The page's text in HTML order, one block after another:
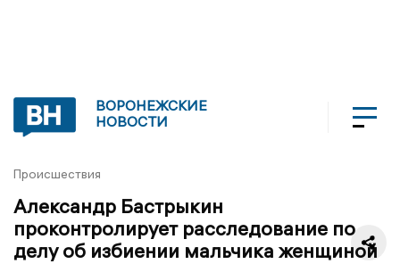
ВОРОНЕЖСКИЕ
НОВОСТИ
Происшествия
Александр Бастрыкин
проконтролирует расследование по
делу об избиении мальчика женщиной